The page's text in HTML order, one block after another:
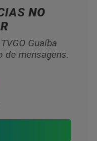
NO
Guaíba
de mensagens.